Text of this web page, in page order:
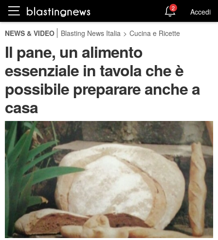
2 Accedi
NEWS & VIDEO Blasting News Italia > Cucina e Ricette
Il pane, un alimento
essenziale in tavola che è
possibile preparare anche a
casa